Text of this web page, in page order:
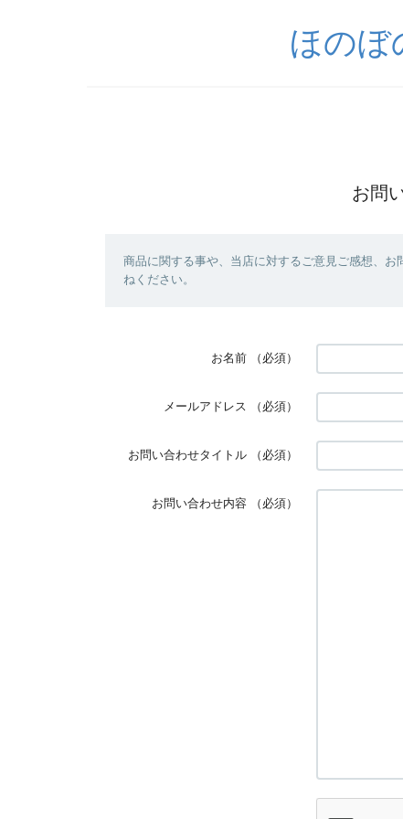
ほのぼ
お問
商品に関する事や、当店に対するご意見ご感想、
ねください。
お名前 （必須）
メールアドレス （必須）
お問い合わせタイトル （必須）
お問い合わせ内容 （必須）